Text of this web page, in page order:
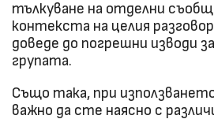
тълкуване на отделни
контекста на целия
доведе до погрешни изводи
групата.
Също така, при
важно да сте наясно с